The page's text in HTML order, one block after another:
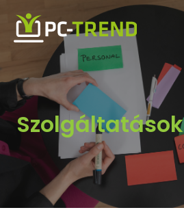
content
Szolgáltatások